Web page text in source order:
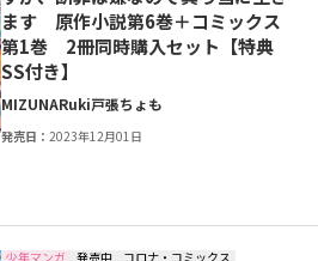
ます 原作小説第6巻＋コミックス
第1巻 2冊同時購入セット【特典
SS付き】
MIZUNARuki戸張ちょも
発売日：2023年12月01日
少年マンガ 発売中 コロナ・コミックス